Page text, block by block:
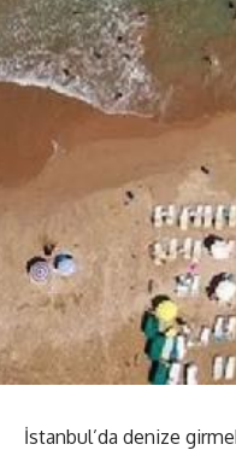
İstanbul’da denize